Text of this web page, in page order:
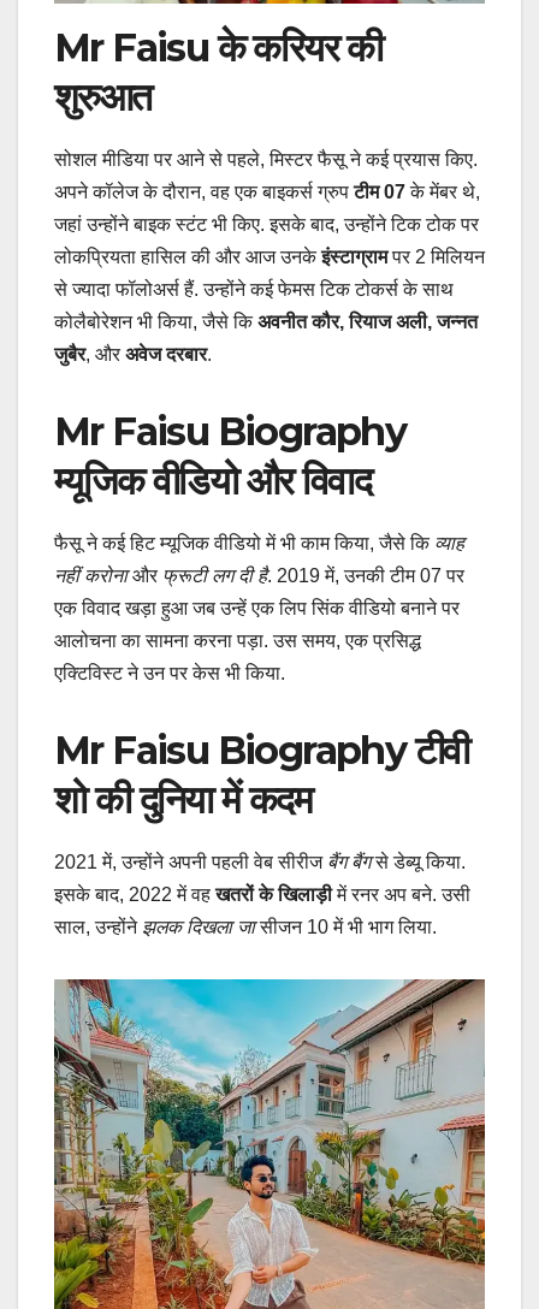
Mr Faisu के करियर की
शुरुआत
सोशल मीडिया पर आने से पहले, मिस्टर फैसू ने कई प्रयास किए.
अपने कॉलेज के दौरान, वह एक बाइकर्स ग्रुपटीम 07के मेंबर थे,
जहां उन्होंने बाइक स्टंट भी किए. इसके बाद, उन्होंने टिक टोक पर
लोकप्रियता हासिल की और आज उनकेइंस्टाग्रामपर 2 मिलियन
से ज्यादा फॉलोअर्स हैं. उन्होंने कई फेमस टिक टोकर्स के साथ
कोलैबोरेशन भी किया, जैसे किअवनीत कौर, रियाज अली, जन्नत
जुबैर, और अवेज दरबार.
Mr Faisu Biography
म्यूजिक वीडियो और विवाद
फैसू ने कई हिट म्यूजिक वीडियो में भी काम किया, जैसे कि व्याह
नहीं करोनाऔर फ्रूटी लग दी है. 2019 में, उनकी टीम 07 पर
एक विवाद खड़ा हुआ जब उन्हें एक लिप सिंक वीडियो बनाने पर
आलोचना का सामना करना पड़ा. उस समय, एक प्रसिद्ध
एक्टिविस्ट ने उन पर केस भी किया.
Mr Faisu Biography टीवी
शो की दुनिया में कदम
2021 में, उन्होंने अपनी पहली वेब सीरीज बैंग बैंगसे डेब्यू किया.
इसके बाद, 2022 में वहखतरों के खिलाड़ीमें रनर अप बने. उसी
साल, उन्होंने झलक दिखला जासीजन 10 में भी भाग लिया.